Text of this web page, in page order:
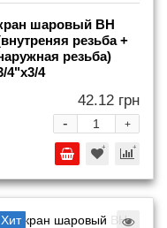
шаровый ВН
резьба +
резьба)
4"х3/4
42.12 грн
+
-
Хит